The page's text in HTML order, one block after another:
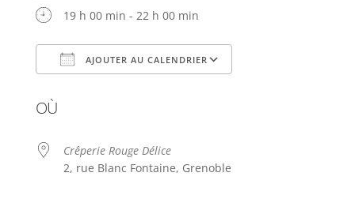
19 h 00 min - 22 h 00 min
AJOUTER AU CALENDRIER
OÙ
Crêperie Rouge Délice
2, rue Blanc Fontaine, Grenoble